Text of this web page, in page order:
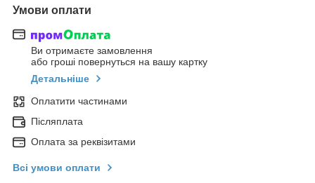
Умови оплати
Ви отримаєте замовлення
або гроші повернуться на вашу картку
Детальніше
Оплатити частинами
Післяплата
Оплата за реквізитами
Всі умови оплати